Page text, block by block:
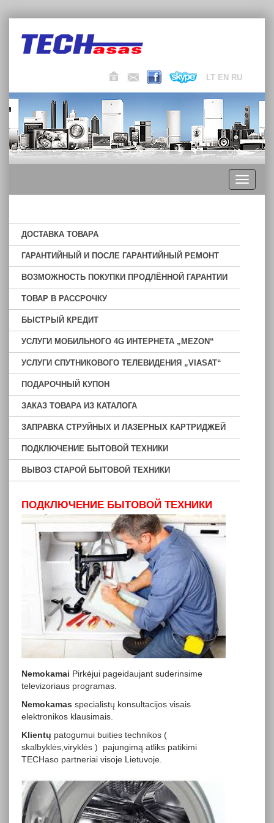
LT EN RU
Toggle
ДОСТАВКА ТОВАРА
ГАРАНТИЙНЫЙ И ПОСЛЕ ГАРАНТИЙНЫЙ РЕМОНТ
ВОЗМОЖНОСТЬ ПОКУПКИ ПРОДЛЁННОЙ ГАРАНТИИ
ТОВАР В РАССРОЧКУ
БЫСТРЫЙ КРЕДИТ
УСЛУГИ МОБИЛЬНОГО 4G ИНТЕРНЕТА „MEZON“
УСЛУГИ СПУТНИКОВОГО ТЕЛЕВИДЕНИЯ „VIASAT“
ПОДАРОЧНЫЙ КУПОН
ЗАКАЗ ТОВАРА ИЗ КАТАЛОГА
ЗАПРАВКА СТРУЙНЫХ И ЛАЗЕРНЫХ КАРТРИДЖЕЙ
ПОДКЛЮЧЕНИЕ БЫТОВОЙ ТЕХНИКИ
ВЫВОЗ СТАРОЙ БЫТОВОЙ ТЕХНИКИ
ПОДКЛЮЧЕНИЕ БЫТОВОЙ ТЕХНИКИ
Nemokamai Pirkėjui pageidaujant suderinsime
televizoriaus programas.
Nemokamas specialistų konsultacijos visais
elektronikos klausimais.
Klientų patogumui buities technikos (
skalbyklės,viryklės ) pajungimą atliks patikimi
TECHaso partneriai visoje Lietuvoje.